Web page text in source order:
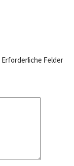
Erforderliche Felder